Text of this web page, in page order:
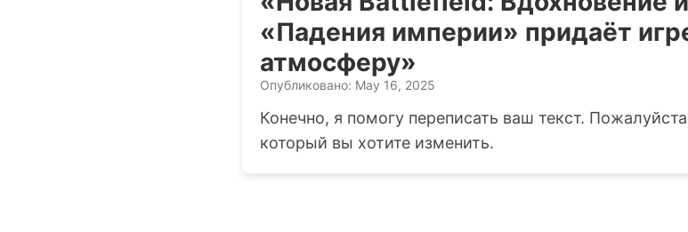
«Падения империи» придаёт
атмосферу»
Опубликовано: May 16, 2025
Конечно, я помогу переписать ваш текст.
который вы хотите изменить.